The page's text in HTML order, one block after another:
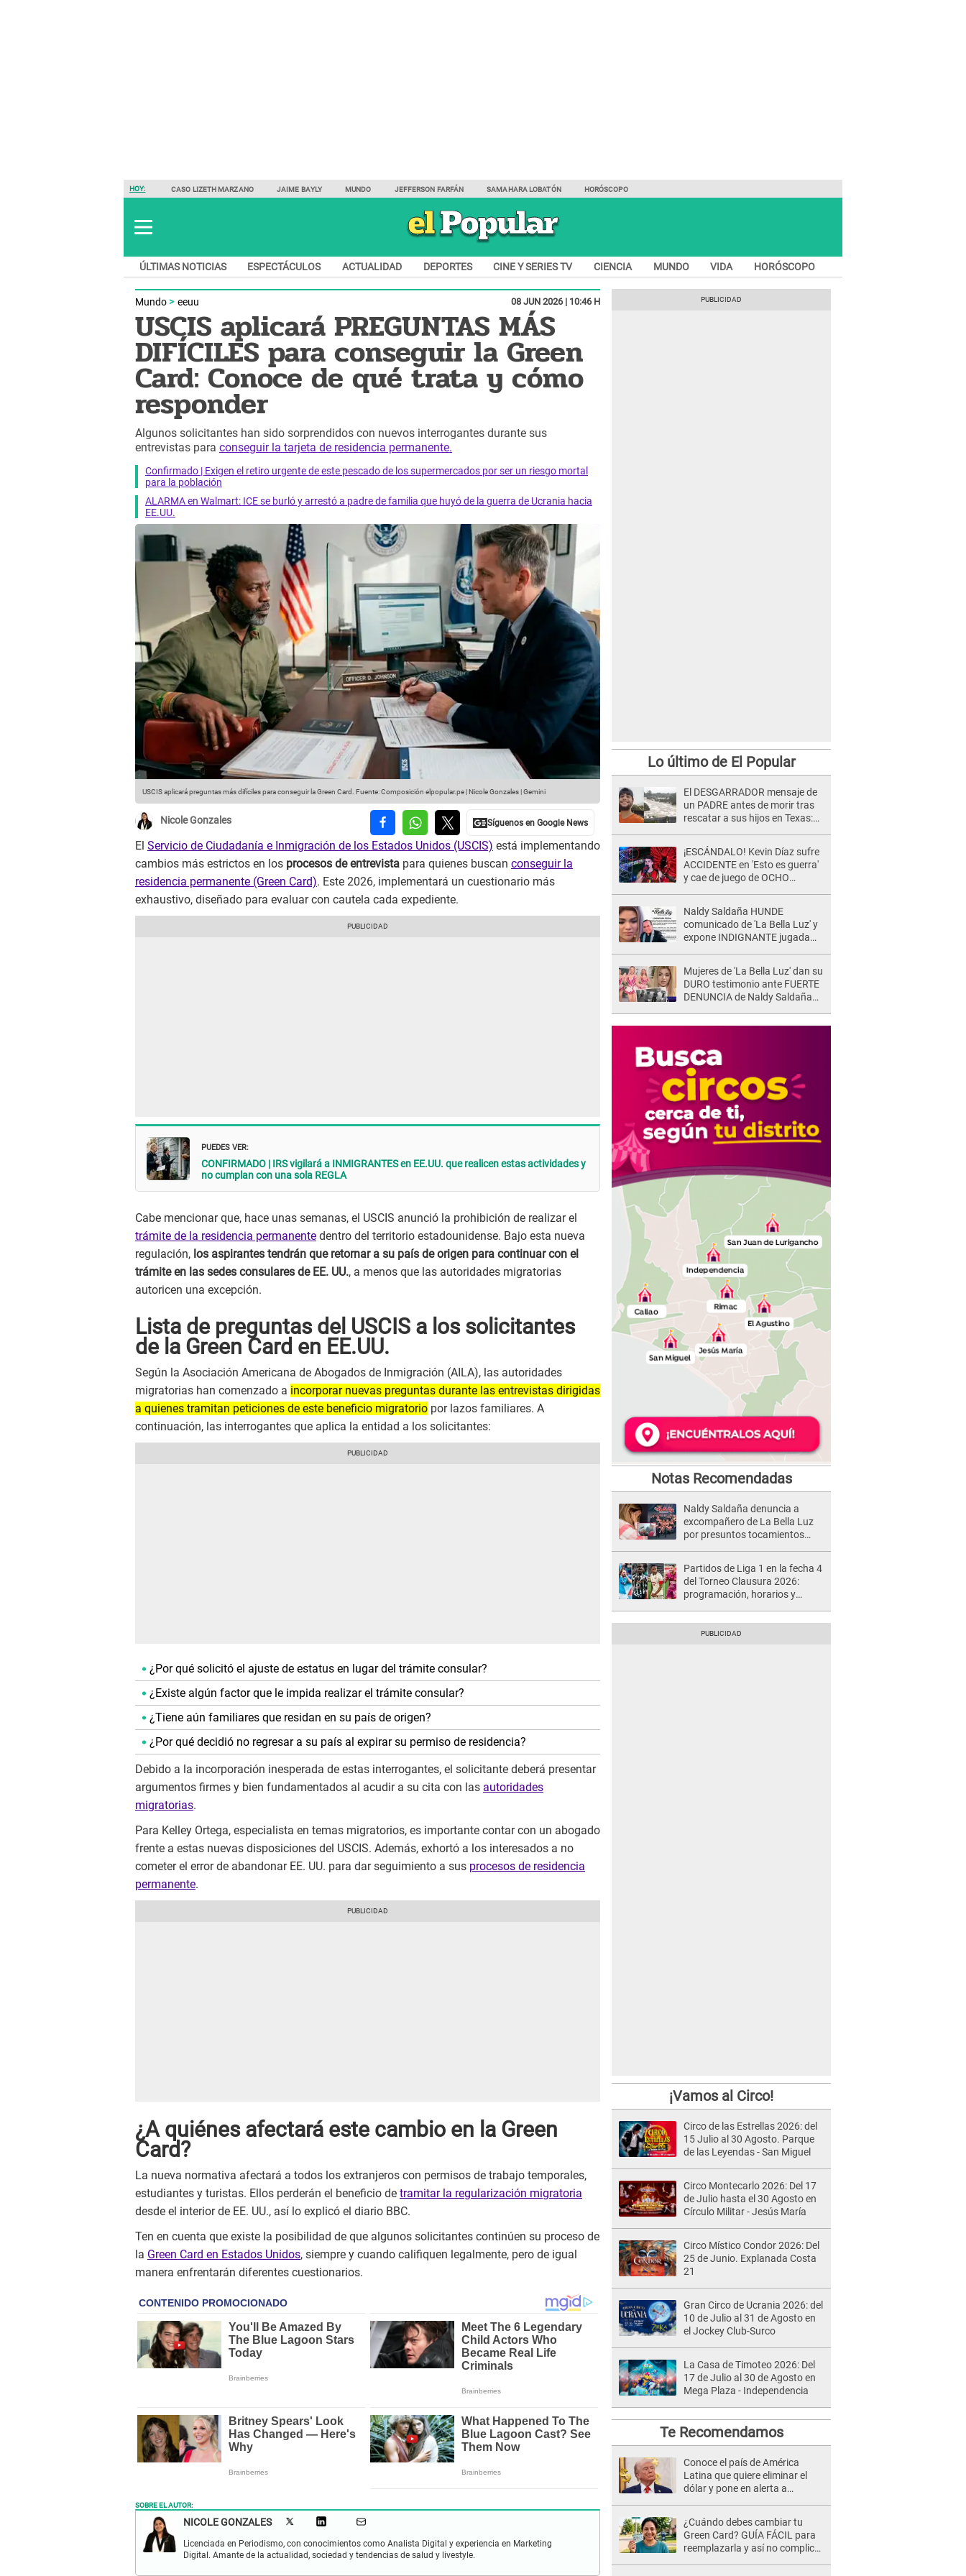
HOY: CASO LIZETH MARZANO JAIME BAYLY MUNDO JEFFERSON FARFÁN SAMAHARA LOBATÓN HORÓSCOPO
ÚLTIMAS NOTICIAS ESPECTÁCULOS ACTUALIDAD DEPORTES CINE Y SERIES TV CIENCIA MUNDO VIDA HORÓSCOPO
Mundo eeuu 08 JUN 2026 | 10:46 H
USCIS aplicará PREGUNTAS MÁS
DIFÍCILES para conseguir la Green
Card: Conoce de qué trata y cómo
responder
Algunos solicitantes han sido sorprendidos con nuevos interrogantes durante sus
entrevistas para conseguir la tarjeta de residencia permanente.
Confirmado | Exigen el retiro urgente de este pescado de los supermercados por ser un riesgo mortal
para la población
ALARMA en Walmart: ICE se burló y arrestó a padre de familia que huyó de la guerra de Ucrania hacia
EE.UU.
USCIS aplicará preguntas más difíciles para conseguir la Green Card. Fuente: Composición elpopular.pe | Nicole Gonzales | Gemini
Nicole Gonzales
El Servicio de Ciudadanía e Inmigración de los Estados Unidos (USCIS) está implementando
cambios más estrictos en los procesos de entrevista para quienes buscan conseguir la
residencia permanente (Green Card). Este 2026, implementará un cuestionario más
exhaustivo, diseñado para evaluar con cautela cada expediente.
PUEDES VER:
CONFIRMADO | IRS vigilará a INMIGRANTES en EE.UU. que realicen estas actividades y
no cumplan con una sola REGLA
Cabe mencionar que, hace unas semanas, el USCIS anunció la prohibición de realizar el
trámite de la residencia permanente dentro del territorio estadounidense. Bajo esta nueva
regulación, los aspirantes tendrán que retornar a su país de origen para continuar con el
trámite en las sedes consulares de EE. UU., a menos que las autoridades migratorias
autoricen una excepción.
Lista de preguntas del USCIS a los solicitantes
de la Green Card en EE.UU.
Según la Asociación Americana de Abogados de Inmigración (AILA), las autoridades
migratorias han comenzado a incorporar nuevas preguntas durante las entrevistas dirigidas
a quienes tramitan peticiones de este beneficio migratorio por lazos familiares. A
continuación, las interrogantes que aplica la entidad a los solicitantes:
¿Por qué solicitó el ajuste de estatus en lugar del trámite consular?
¿Existe algún factor que le impida realizar el trámite consular?
¿Tiene aún familiares que residan en su país de origen?
¿Por qué decidió no regresar a su país al expirar su permiso de residencia?
Debido a la incorporación inesperada de estas interrogantes, el solicitante deberá presentar
argumentos firmes y bien fundamentados al acudir a su cita con las autoridades
migratorias.
Para Kelley Ortega, especialista en temas migratorios, es importante contar con un abogado
frente a estas nuevas disposiciones del USCIS. Además, exhortó a los interesados a no
cometer el error de abandonar EE. UU. para dar seguimiento a sus procesos de residencia
permanente.
¿A quiénes afectará este cambio en la Green
Card?
La nueva normativa afectará a todos los extranjeros con permisos de trabajo temporales,
estudiantes y turistas. Ellos perderán el beneficio de tramitar la regularización migratoria
desde el interior de EE. UU., así lo explicó el diario BBC.
Ten en cuenta que existe la posibilidad de que algunos solicitantes continúen su proceso de
la Green Card en Estados Unidos, siempre y cuando califiquen legalmente, pero de igual
manera enfrentarán diferentes cuestionarios.
SOBRE EL AUTOR:
NICOLE GONZALES
Licenciada en Periodismo, con conocimientos como Analista Digital y experiencia en Marketing
Digital. Amante de la actualidad, sociedad y tendencias de salud y livestyle.
Lo último de El Popular
El DESGARRADOR mensaje de
un PADRE antes de morir tras
rescatar a sus hijos en Texas:
quiero mucho"
¡ESCÁNDALO! Kevin Díaz sufre
ACCIDENTE en 'Esto es guerra'
y cae de juego de OCHO
Naldy Saldaña HUNDE
comunicado de 'La Bella Luz' y
expone INDIGNANTE jugada
Mujeres de 'La Bella Luz' dan su
DURO testimonio ante FUERTE
DENUNCIA de Naldy Saldaña
Notas Recomendadas
Naldy Saldaña denuncia a
excompañero de La Bella Luz
por presuntos tocamientos
Partidos de Liga 1 en la fecha 4
del Torneo Clausura 2026:
programación, horarios y
¡Vamos al Circo!
Circo de las Estrellas 2026: del
15 Julio al 30 Agosto. Parque
de las Leyendas - San Miguel
Circo Montecarlo 2026: Del 17
de Julio hasta el 30 Agosto en
Círculo Militar - Jesús María
Circo Místico Condor 2026: Del
25 de Junio. Explanada Costa
21
Gran Circo de Ucrania 2026: del
10 de Julio al 31 de Agosto en
el Jockey Club-Surco
La Casa de Timoteo 2026: Del
17 de Julio al 30 de Agosto en
Mega Plaza - Independencia
Te Recomendamos
Conoce el país de América
Latina que quiere eliminar el
dólar y pone en alerta a
¿Cuándo debes cambiar tu
Green Card? GUÍA FÁCIL para
reemplazarla y así no complicar